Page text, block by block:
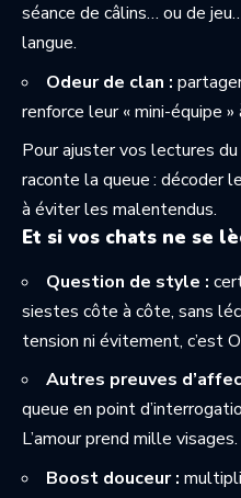
séance de câlins… ou de
langue.
Odeur de clan :
renforce leur « mini-équipe »
Pour ajuster vos lectures
raconte la queue : décoder
à éviter les malentendus.
Et si vos chats ne se
Question de style :
siestes côte à côte, sans
tension ni évitement, c’est
Autres preuves
queue en point
L’amour prend mille visages.
Boost douceur :